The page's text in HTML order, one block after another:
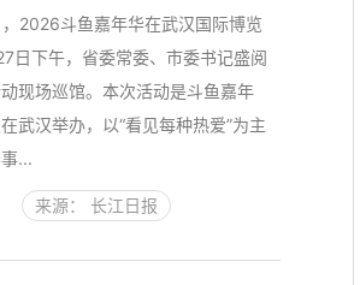
2026斗鱼嘉年华在武汉国际博览
日下午，省委常委、市委书记盛阅
现场巡馆。本次活动是斗鱼嘉年
武汉举办，以“看见每种热爱”为主
...
来源： 长江日报